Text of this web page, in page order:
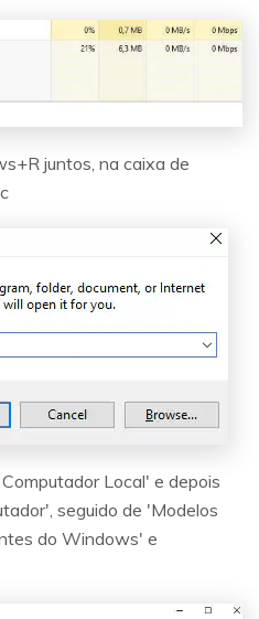
juntos, na caixa de
Local' e depois
seguido de 'Modelos
do Windows' e